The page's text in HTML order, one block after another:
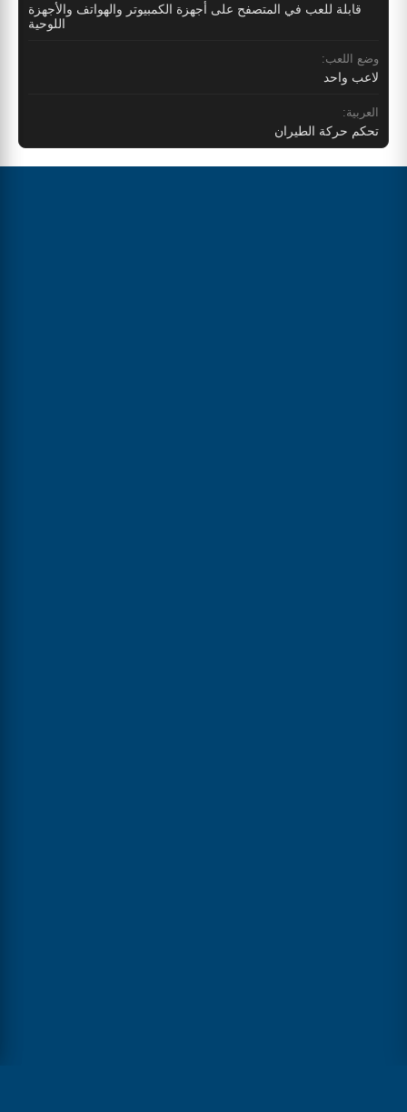
قابلة للعب في المتصفح على أجهزة الكمبيوتر والهواتف والأجهزة
اللوحية
وضع اللعب:
لاعب واحد
العربية:
تحكم حركة الطيران